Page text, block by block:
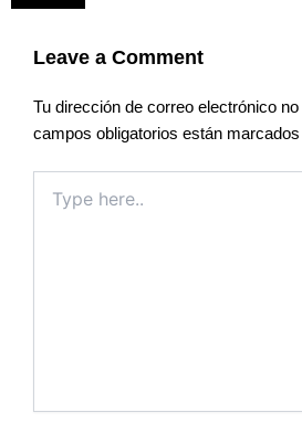
Leave a Comment
Tu dirección de correo electrónico
campos obligatorios están
here..